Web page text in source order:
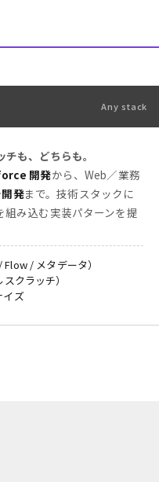
Any stack
も、どちらも。
開発から、Web／業務
発まで。技術スタックに
組み込む実装パターンを提
/ メタデータ）
クラッチ）
イズ